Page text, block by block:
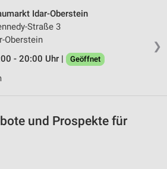
❯
Idar-Oberstein
Straße 3
Oberstein
- 20:00 Uhr |
Geöffnet
und Prospekte für
Daten zur Auswahl von
Standortdaten
angeforderten